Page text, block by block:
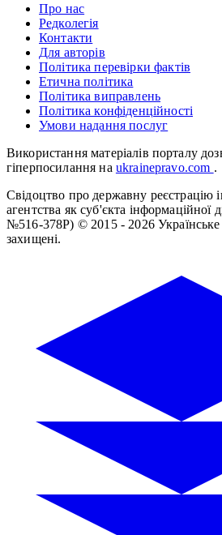
Про нас
Редколегія
Контакти
Для авторів
Політика перевірки фактів
Етична політика
Політика виправлень
Політика конфіденційності
Умови надання послуг
Використання матеріалів порталу
гіперпосилання на ukrainepravo.com .
Свідоцтво про державну реєстрацію
агентства як суб'єкта інформаційної
№516-378Р) © 2015 - 2026
захищені.